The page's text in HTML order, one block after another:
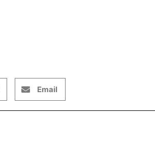
Email